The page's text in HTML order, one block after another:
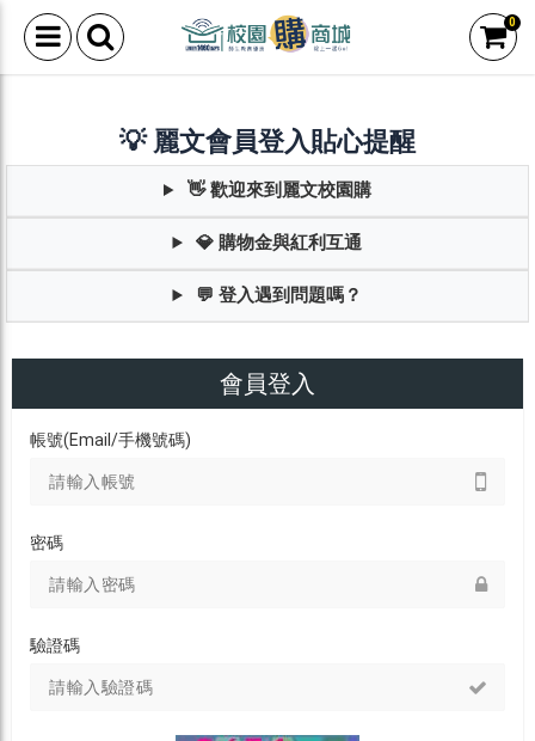
0
💡 麗文會員登入貼心提醒
👋 歡迎來到麗文校園購
💎 購物金與紅利互通
💬 登入遇到問題嗎？
會員登入
帳號(Email/手機號碼)
密碼
驗證碼